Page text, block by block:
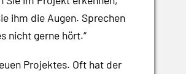
ihm die Augen. Sprechen
nicht gerne hört.“
Projektes. Oft hat der